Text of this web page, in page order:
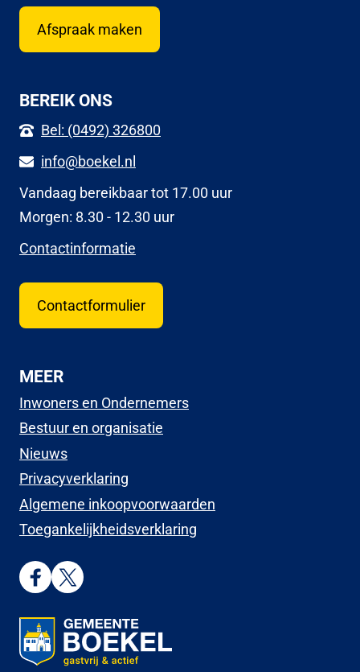
Afspraak maken
BEREIK ONS
Bel: (0492) 326800
info@boekel.nl
Vandaag bereikbaar tot 17.00 uur
Morgen: 8.30 - 12.30 uur
Contactinformatie
Contactformulier
MEER
Inwoners en Ondernemers
Bestuur en organisatie
Nieuws
Privacyverklaring
Algemene inkoopvoorwaarden
Toegankelijkheidsverklaring